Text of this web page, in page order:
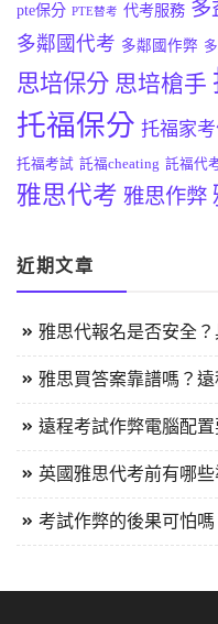
pte保分 PTE替考 代考服務 多
多鄰國代考 多鄰國作弊
思培保分 思培槍手
托福保分 托福家
托福考試 託福cheating 託福代
雅思代考 雅思作弊
近期文章
雅思代報名是否安全
雅思買答案靠譜嗎？
遠程考試作弊電腦配置
英國雅思代考前有哪些
考試作弊的後果可怕